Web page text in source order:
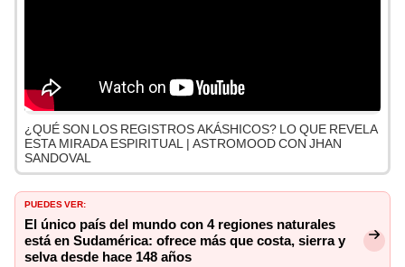
¿QUÉ SON LOS REGISTROS AKÁSHICOS? LO QUE REVELA
ESTA MIRADA ESPIRITUAL | ASTROMOOD CON JHAN
SANDOVAL
PUEDES VER:
El único país del mundo con 4 regiones naturales
está en Sudamérica: ofrece más que costa, sierra y
selva desde hace 148 años